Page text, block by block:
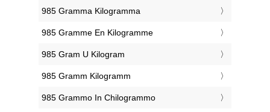
‎985 Gramma Kilogramma
‎985 Gramme En Kilogramme
‎985 Gram U Kilogram
‎985 Gramm Kilogramm
‎985 Grammo In Chilogrammo